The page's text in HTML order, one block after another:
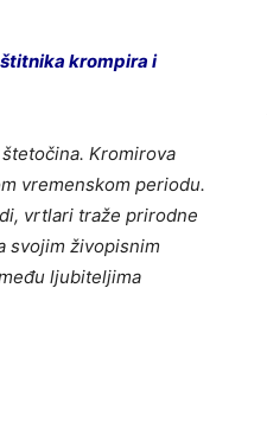
krompira i
Kromirova
vremenskom periodu.
vrtlari traže prirodne
svojim živopisnim
ljubiteljima